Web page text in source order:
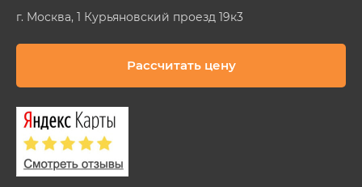
г. Москва, 1 Курьяновский проезд 19к3
Рассчитать цену